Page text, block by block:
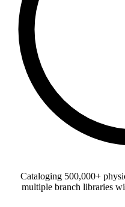
Cataloging 500,000+
multiple branch libraries